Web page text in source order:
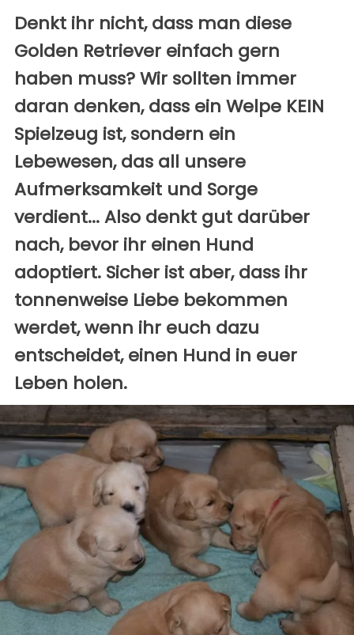
Denkt ihr nicht, dass man diese
Golden Retriever einfach gern
haben muss? Wir sollten immer
daran denken, dass ein Welpe KEIN
Spielzeug ist, sondern ein
Lebewesen, das all unsere
Aufmerksamkeit und Sorge
verdient... Also denkt gut darüber
nach, bevor ihr einen Hund
adoptiert. Sicher ist aber, dass ihr
tonnenweise Liebe bekommen
werdet, wenn ihr euch dazu
entscheidet, einen Hund in euer
Leben holen.